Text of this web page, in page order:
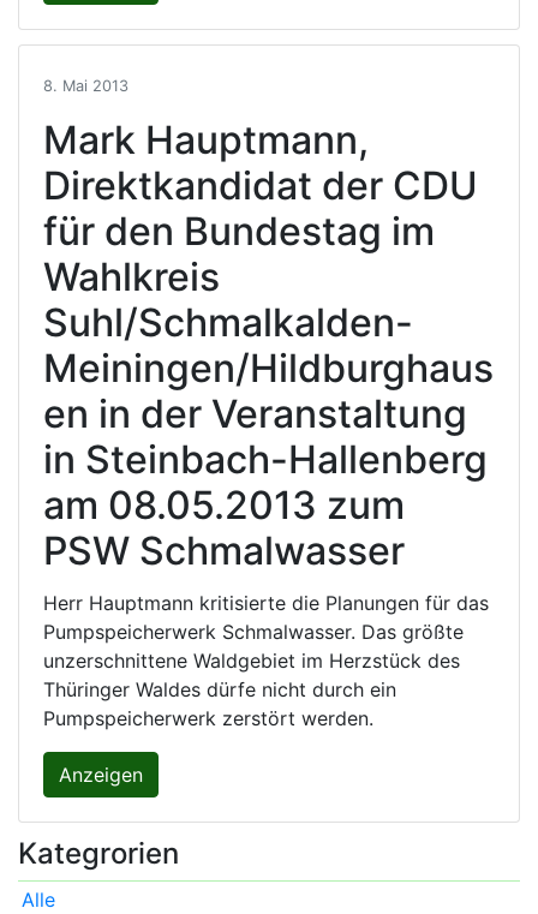
8. Mai 2013
Mark Hauptmann,
Direktkandidat der CDU
für den Bundestag im
Wahlkreis
Suhl/Schmalkalden-
Meiningen/Hildburghaus
en in der Veranstaltung
in Steinbach-Hallenberg
am 08.05.2013 zum
PSW Schmalwasser
Herr Hauptmann kritisierte die Planungen für das
Pumpspeicherwerk Schmalwasser. Das größte
unzerschnittene Waldgebiet im Herzstück des
Thüringer Waldes dürfe nicht durch ein
Pumpspeicherwerk zerstört werden.
Anzeigen
Kategrorien
Alle